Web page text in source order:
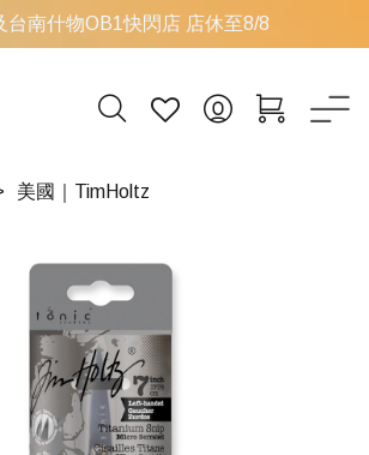
台南什物OB1快閃店 店休至8/8
美國｜TimHoltz